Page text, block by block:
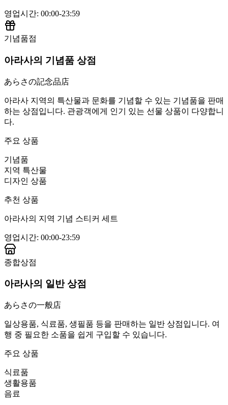
영업시간: 00:00-23:59
기념품점
아라사의 기념품 상점
あらさの記念品店
아라사 지역의 특산물과 문화를 기념할 수 있는 기념품을 판매
하는 상점입니다. 관광객에게 인기 있는 선물 상품이 다양합니
다.
주요 상품
기념품
지역 특산물
디자인 상품
추천 상품
아라사의 지역 기념 스티커 세트
영업시간: 00:00-23:59
종합상점
아라사의 일반 상점
あらさの一般店
일상용품, 식료품, 생필품 등을 판매하는 일반 상점입니다. 여
행 중 필요한 소품을 쉽게 구입할 수 있습니다.
주요 상품
식료품
생활용품
음료